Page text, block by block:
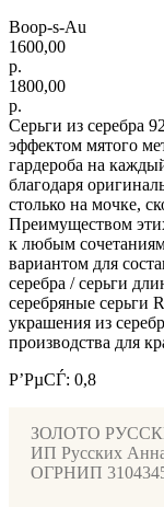
Boop-s-Au
1600,00
р.
1800,00
р.
Серьги из серебра
эффектом мятого
гардероба на
благодаря
столько на мочке,
Преимуществом
к любым
вариантом для
серебра / серьги
серебряные
украшения из
производства для
Р’РµСЃ: 0,8
ЗОЛОТО
ИП Русских
ОГРНИП